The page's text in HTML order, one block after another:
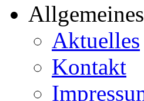
Allgemeines
Aktuelles
Kontakt